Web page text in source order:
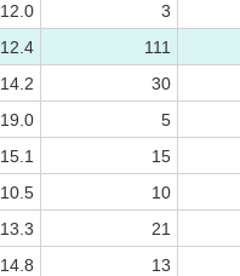
12.0 3
12.4 111
14.2 30
19.0 5
15.1 15
10.5 10
13.3 21
14.8 13